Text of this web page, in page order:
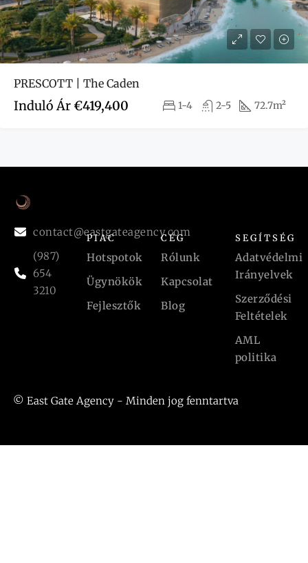
PRESCOTT | The Caden
Induló Ár€419,400 1-4 2-5 72.7m²
contact@eastgateagency.com
(987)
654
3210
PIAC
Hotspotok
Ügynökök
Fejlesztők
CÉG
Rólunk
Kapcsolat
Blog
SEGÍTSÉG
Adatvédelmi
Irányelvek
Szerződési
Feltételek
AML
politika
© East Gate Agency - Minden jog fenntartva